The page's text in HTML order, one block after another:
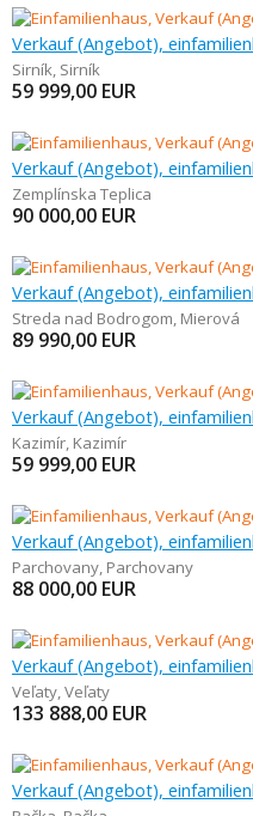
Verkauf (Angebot),
Sirník, Sirník
59 999,00 EUR
Verkauf (Angebot),
Zemplínska Teplica
90 000,00 EUR
Verkauf (Angebot),
Streda nad Bodrogom, Mierová
89 990,00 EUR
Verkauf (Angebot),
Kazimír, Kazimír
59 999,00 EUR
Verkauf (Angebot),
Parchovany, Parchovany
88 000,00 EUR
Verkauf (Angebot),
Veľaty,Veľaty
133 888,00 EUR
Verkauf (Angebot),